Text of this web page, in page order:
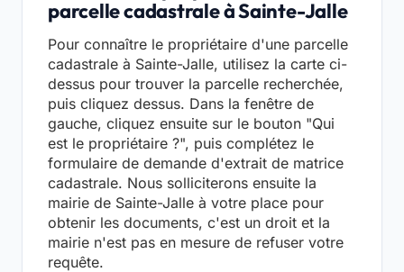
parcelle cadastrale à Sainte-Jalle
Pour connaître le propriétaire d'une parcelle
cadastrale à Sainte-Jalle, utilisez la carte ci-
dessus pour trouver la parcelle recherchée,
puis cliquez dessus. Dans la fenêtre de
gauche, cliquez ensuite sur le bouton "Qui
est le propriétaire ?", puis complétez le
formulaire de demande d'extrait de matrice
cadastrale. Nous solliciterons ensuite la
mairie de Sainte-Jalle à votre place pour
obtenir les documents, c'est un droit et la
mairie n'est pas en mesure de refuser votre
requête.